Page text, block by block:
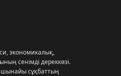
экономикалық,
сенімді дереккөзі.
шынайы сұқбаттың